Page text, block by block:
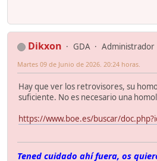
Dikxon GDA
Administrador
Martes 09 de Junio de 2026. 20:24 horas.
Hay que ver los retrovisores, su
suficiente. No es necesario una
https://www.boe.es/buscar/
Tened cuidado ahí fuera, os